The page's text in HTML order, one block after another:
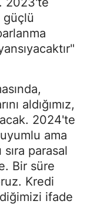
güçlü
aldığımız,
2024'te
ama
parasal
Bir süre
Kredi
ifade